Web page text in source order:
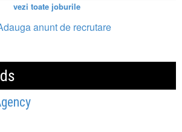
vezi toate joburile
anunt de recrutare